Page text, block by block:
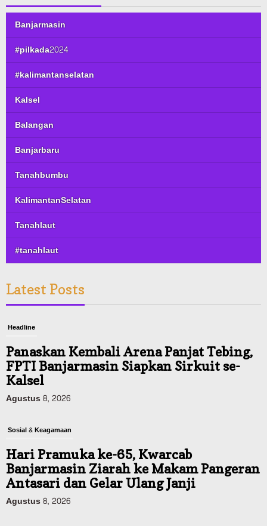
Banjarmasin
#pilkada2024
#kalimantanselatan
Kalsel
Balangan
Banjarbaru
Tanahbumbu
KalimantanSelatan
Tanahlaut
#tanahlaut
Latest Posts
Headline
Panaskan Kembali Arena Panjat Tebing,
FPTI Banjarmasin Siapkan Sirkuit se-
Kalsel
Agustus 8, 2026
Sosial & Keagamaan
Hari Pramuka ke-65, Kwarcab
Banjarmasin Ziarah ke Makam Pangeran
Antasari dan Gelar Ulang Janji
Agustus 8, 2026